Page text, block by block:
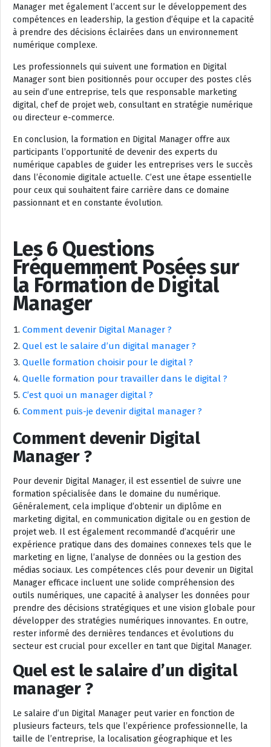
Manager met également l’accent sur le développement des
compétences en leadership, la gestion d’équipe et la capacité
à prendre des décisions éclairées dans un environnement
numérique complexe.
Les professionnels qui suivent une formation en Digital
Manager sont bien positionnés pour occuper des postes clés
au sein d’une entreprise, tels que responsable marketing
digital, chef de projet web, consultant en stratégie numérique
ou directeur e-commerce.
En conclusion, la formation en Digital Manager offre aux
participants l’opportunité de devenir des experts du
numérique capables de guider les entreprises vers le succès
dans l’économie digitale actuelle. C’est une étape essentielle
pour ceux qui souhaitent faire carrière dans ce domaine
passionnant et en constante évolution.
Les 6 Questions
Fréquemment Posées sur
la Formation de Digital
Manager
Comment devenir Digital Manager ?
Quel est le salaire d’un digital manager ?
Quelle formation choisir pour le digital ?
Quelle formation pour travailler dans le digital ?
C’est quoi un manager digital ?
Comment puis-je devenir digital manager ?
Comment devenir Digital
Manager ?
Pour devenir Digital Manager, il est essentiel de suivre une
formation spécialisée dans le domaine du numérique.
Généralement, cela implique d’obtenir un diplôme en
marketing digital, en communication digitale ou en gestion de
projet web. Il est également recommandé d’acquérir une
expérience pratique dans des domaines connexes tels que le
marketing en ligne, l’analyse de données ou la gestion des
médias sociaux. Les compétences clés pour devenir un Digital
Manager efficace incluent une solide compréhension des
outils numériques, une capacité à analyser les données pour
prendre des décisions stratégiques et une vision globale pour
développer des stratégies numériques innovantes. En outre,
rester informé des dernières tendances et évolutions du
secteur est crucial pour exceller en tant que Digital Manager.
Quel est le salaire d’un digital
manager ?
Le salaire d’un Digital Manager peut varier en fonction de
plusieurs facteurs, tels que l’expérience professionnelle, la
taille de l’entreprise, la localisation géographique et les